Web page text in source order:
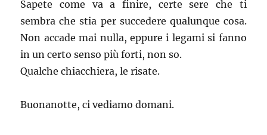
Sapete come va a finire, certe sere che ti
sembra che stia per succedere qualunque cosa.
Non accade mai nulla, eppure i legami si fanno
in un certo senso più forti, non so.
Qualche chiacchiera, le risate.
Buonanotte, ci vediamo domani.